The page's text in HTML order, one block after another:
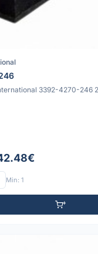
3392-4270-246
Min: 1